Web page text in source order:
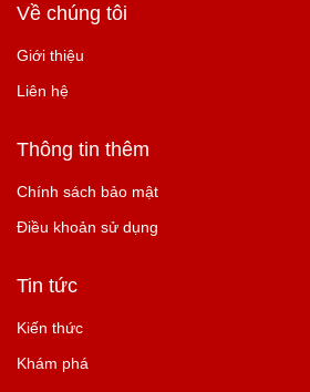
Về chúng tôi
Giới thiệu
Liên hệ
Thông tin thêm
Chính sách bảo mật
Điều khoản sử dụng
Tin tức
Kiến thức
Khám phá